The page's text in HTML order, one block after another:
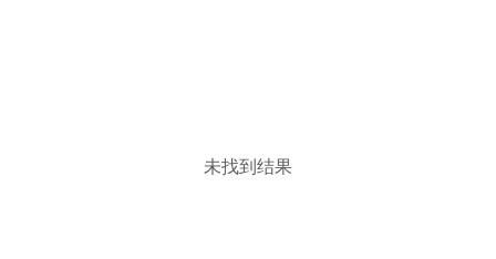
未找到结果